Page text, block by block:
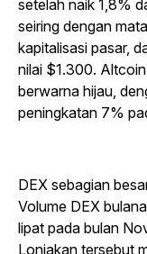
setelah naik 1,8%
seiring dengan
kapitalisasi pasar,
nilai $1.300.
berwarna hijau,
peningkatan 7%
DEX sebagian
Volume DEX
lipat pada bulan
Lonjakan tersebut